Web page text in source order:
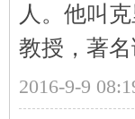
人。他叫
教授，著
2016-9-9